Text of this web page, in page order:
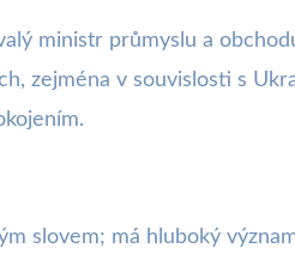
ministr průmyslu a
zejména v souvislosti s
slovem; má hluboký